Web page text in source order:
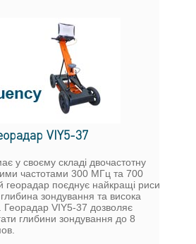
VIY5-37
у своєму складі двочастотну
частотами 300 МГц та 700
георадар поєднує найкращі риси
зондування та висока
Георадар VIY5-37 дозволяє
глибини зондування до 8